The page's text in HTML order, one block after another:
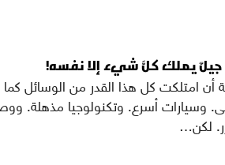
جيلٌ يملك كلَّ شيء إلا نفسه!
أن امتلكت كل هذا القدر من الوسائل كما
وسيارات أسرع. وتكنولوجيا مذهلة.
لكن…